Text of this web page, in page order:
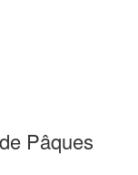
Pâques